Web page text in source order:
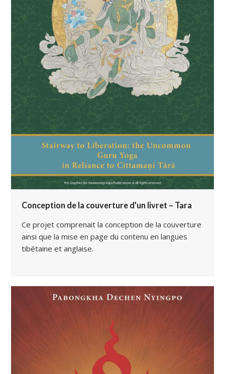
Conception de la couverture d'un livret – Tara
Ce projet comprenait la conception de la couverture
ainsi que la mise en page du contenu en langues
tibétaine et anglaise.